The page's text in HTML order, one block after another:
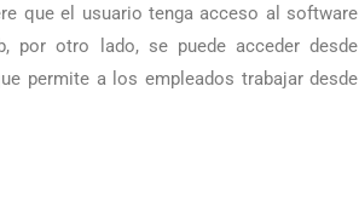
que el usuario tenga acceso al software
por otro lado, se puede acceder desde
permite a los empleados trabajar desde